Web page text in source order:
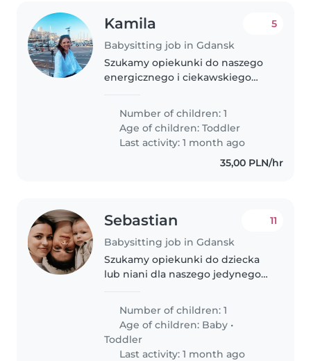
Kamila
Babysitting job in Gdansk
5
Szukamy opiekunki do naszego
energicznego i ciekawskiego
soczewkę na jednym oczku,
dlatego ważne jest, abyś miała
szczególną uwagę czy wszystko
w porządku..
Number of children: 1
Age of children:Toddler
Last activity: 1 month ago
35,00 PLN/hr
Sebastian
Babysitting job in Gdansk
11
Szukamy opiekunki do dziecka
lub niani dla naszego jedynego
maluchem. Nasz maluch jest w
wieku niemowląt i
przedszkolaka. Szukamy..
Number of children: 1
Age of children: Baby •
Toddler
Last activity: 1 month ago